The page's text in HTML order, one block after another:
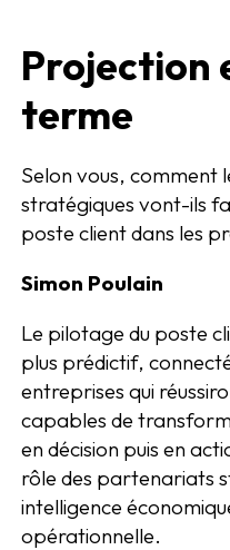
Projection
terme
Selon vous, comment
stratégiques vont-ils
poste client dans les
Simon Poulain
Le pilotage du poste
plus prédictif,
entreprises qui
capables de
en décision puis en
rôle des partenariats
intelligence
opérationnelle.